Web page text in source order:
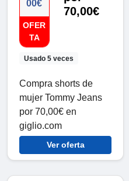
00€
OFER
TA
Usado 5 veces
70,00€
Compra shorts de
mujer Tommy Jeans
por 70,00€ en
giglio.com
Ver oferta